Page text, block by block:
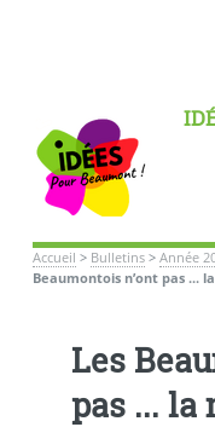
Accueil > Bulletins> Année
Beaumontois n’ont pas ...
Les
pas ... la